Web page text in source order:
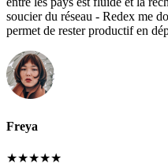
soucier du réseau - Redex me
permet de rester productif en
Freya
★★★★★